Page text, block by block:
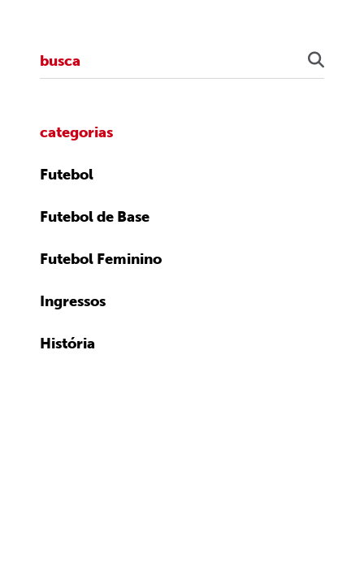
categorias
Futebol
Futebol de Base
Futebol Feminino
Ingressos
História